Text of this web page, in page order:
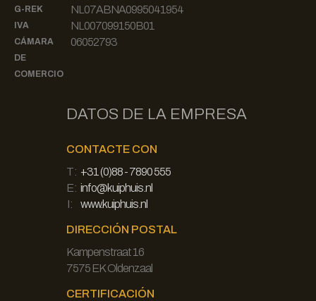
G-REK NL07ABNA0995041954
IVA NL007099150B01
CÁMARA
DE
COMERCIO
06052793
DATOS DE LA EMPRESA
CONTACTE CON
T: +31 (0)88 - 7890 555
E: info@kuiphuis.nl
I:
www.kuiphuis.nl
DIRECCIÓN POSTAL
Kampenstraat 16
7575 EK Oldenzaal
CERTIFICACIÓN